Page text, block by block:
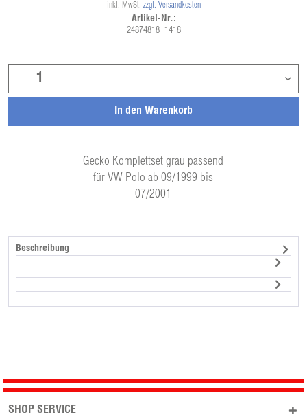
Gecko Komplettset grau passend
für VW Polo ab 09/1999 bis
07/2001
In den Warenkorb
inkl. MwSt. zzgl. Versandkosten
Artikel-Nr.:
24874818_1418
Beschreibung
SHOP SERVICE